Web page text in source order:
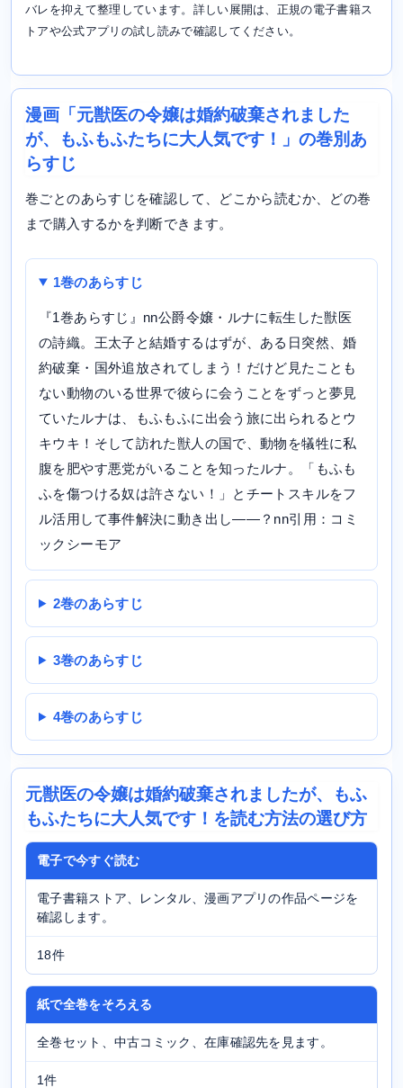
バレを抑えて整理しています。詳しい展開は、正規の電子書籍ス
トアや公式アプリの試し読みで確認してください。
漫画「元獣医の令嬢は婚約破棄されました
が、もふもふたちに大人気です！」の巻別あ
らすじ
巻ごとのあらすじを確認して、どこから読むか、どの巻
まで購入するかを判断できます。
1巻のあらすじ
『1巻あらすじ』nn公爵令嬢・ルナに転生した獣医
の詩織。王太子と結婚するはずが、ある日突然、婚
約破棄・国外追放されてしまう！だけど見たことも
ない動物のいる世界で彼らに会うことをずっと夢見
ていたルナは、もふもふに出会う旅に出られるとウ
キウキ！そして訪れた獣人の国で、動物を犠牲に私
腹を肥やす悪党がいることを知ったルナ。「もふも
ふを傷つける奴は許さない！」とチートスキルをフ
ル活用して事件解決に動き出し――？nn引用：コミ
ックシーモア
2巻のあらすじ
3巻のあらすじ
4巻のあらすじ
元獣医の令嬢は婚約破棄されましたが、もふ
もふたちに大人気です！を読む方法の選び方
電子で今すぐ読む
電子書籍ストア、レンタル、漫画アプリの作品ページを
確認します。
18件
紙で全巻をそろえる
全巻セット、中古コミック、在庫確認先を見ます。
1件